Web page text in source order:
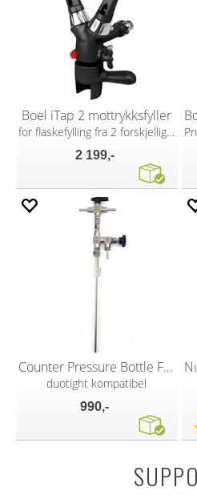
Boel iTap 2 mottrykksfyller
for flaskefylling fra 2 forskjellige fat
2 199,-
Counter Pressure Bottle Filler Kit
duotight kompatibel
990,-